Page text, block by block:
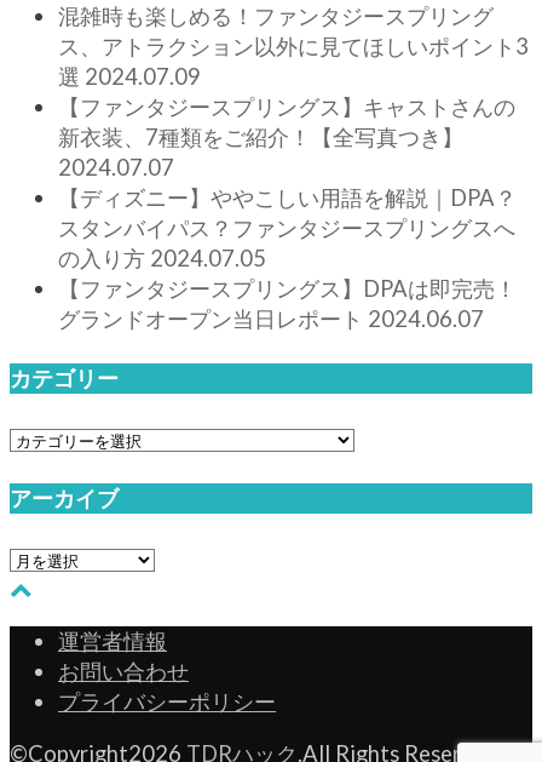
混雑時も楽しめる！ファンタジースプリング
ス、アトラクション以外に見てほしいポイント3
選 2024.07.09
【ファンタジースプリングス】キャストさんの
新衣装、7種類をご紹介！【全写真つき】
2024.07.07
【ディズニー】ややこしい用語を解説｜DPA？
スタンバイパス？ファンタジースプリングスへ
の入り方 2024.07.05
【ファンタジースプリングス】DPAは即完売！
グランドオープン当日レポート 2024.06.07
カテゴリー
カ
ゴ
ー
アーカイブ
ア
ー
運営者情報
お問い合わせ
プライバシーポリシー
©Copyright2026 TDRハック.All Rights Reserved.